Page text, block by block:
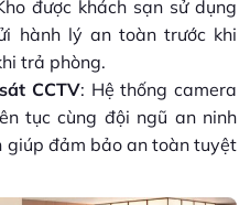
được khách sạn sử dụng
hành lý an toàn trước khi
trả phòng.
CCTV: Hệ thống camera
tục cùng đội ngũ an ninh
giúp đảm bảo an toàn tuyệt